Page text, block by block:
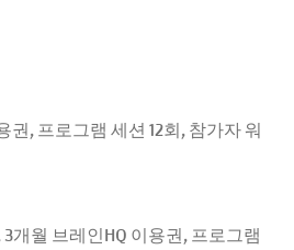
권, 프로그램 세션 12회, 참가자 워
3개월 브레인HQ 이용권, 프로그램